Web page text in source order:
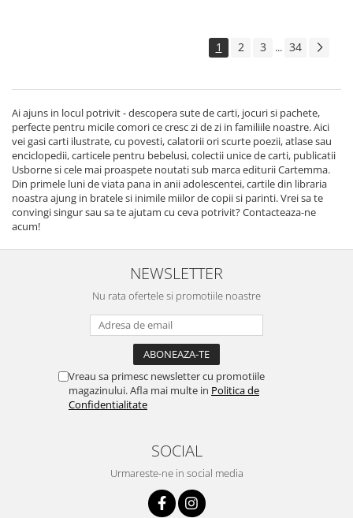
1 2 3 ... 34
Ai ajuns in locul potrivit - descopera sute de carti, jocuri si pachete,
perfecte pentru micile comori ce cresc zi de zi in familiile noastre. Aici
vei gasi carti ilustrate, cu povesti, calatorii ori scurte poezii, atlase sau
enciclopedii, carticele pentru bebelusi, colectii unice de carti, publicatii
Usborne si cele mai proaspete noutati sub marca editurii Cartemma.
Din primele luni de viata pana in anii adolescentei, cartile din libraria
noastra ajung in bratele si inimile miilor de copii si parinti. Vrei sa te
convingi singur sau sa te ajutam cu ceva potrivit? Contacteaza-ne
acum!
NEWSLETTER
Nu rata ofertele si promotiile noastre
Vreau sa primesc newsletter cu promotiile
magazinului. Afla mai multe in Politica de
Confidentialitate
SOCIAL
Urmareste-ne in social media